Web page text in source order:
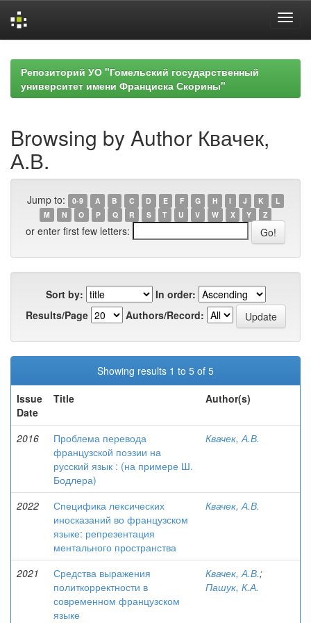
navigationРепозиторий УО "Гомельский государственный
университет имени Франциска Скорины"
Browsing by Author Квачек,
А.В.
Jump to: 0-9 A B C D E F G H I J K
L
M
N O P Q R S T U V W X Y Z
or enter first few letters:
Sort by:
In order:
Results/Page
Authors/Record:
Showing results 1 to 5 of 5
Issue
Date
Title Author(s)
2016
Проблема перевода
французской поэзии на
русский язык : (на примере Ш.
Бодлера)
Квачек, А.В.
2022
Специфика лексических
иносказаний во французском
языке: репрезентация
ментального пространства
Квачек, А.В.
2021
Средства выражения
политкорректности в
современном французском
языке
Квачек, А.В.;
Пашук, К.А.